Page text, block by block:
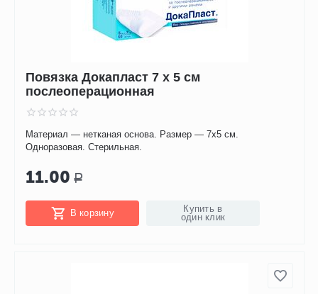
Повязка Докапласт 7 х 5 см
послеоперационная
Материал — нетканая основа. Размер — 7х5 см.
Одноразовая. Стерильная.
11.00 Р
В корзину
Купить в
один клик